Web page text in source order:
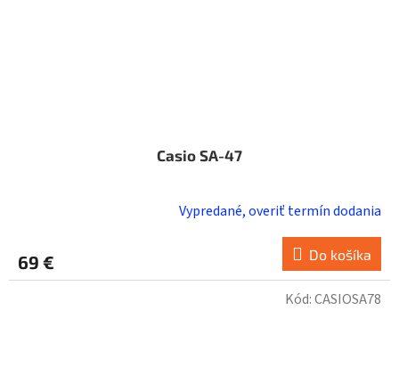
Casio SA-47
Vypredané, overiť termín dodania
69 € Do košíka
Kód:CASIOSA78